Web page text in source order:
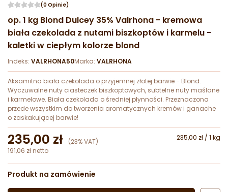
(0 Opinie)
op. 1 kg Blond Dulcey 35% Valrhona - kremowa
biała czekolada z nutami biszkoptów i karmelu -
kaletki w ciepłym kolorze blond
Indeks: VALRHONA50Marka: VALRHONA
Aksamitna biała czekolada o przyjemnej złotej barwie - Blond.
Wyczuwalne nuty ciasteczek biszkoptowych, subtelne nuty maślane
i karmelowe. Biała czekolada o średniej płynności. Przeznaczona
przede wszystkim do tworzenia aromatycznych kremów i ganache
o zaskakującej barwie!
235,00 zł (23% VAT)
235,00 zł / 1 kg
191,06 zł netto
Produkt na zamówienie